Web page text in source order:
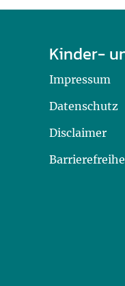
Kinder-
Impressum
Datenschutz
Disclaimer